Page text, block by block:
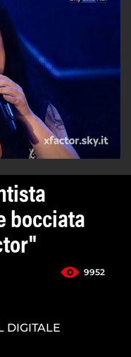
bocciata
9952
DIGITALE